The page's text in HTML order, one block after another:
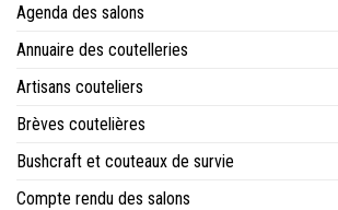
Agenda des salons
Annuaire des coutelleries
Artisans couteliers
Brèves coutelières
Bushcraft et couteaux de survie
Compte rendu des salons